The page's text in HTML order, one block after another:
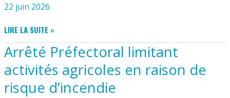
22 juin 2026
ARRÊTÉ
PRÉFECTORAL
CONCERNANT
L’USAGE
DU
FEU
LIRE LA SUITE »
Arrêté Préfectoral limitant
activités agricoles en raison de
risque d’incendie